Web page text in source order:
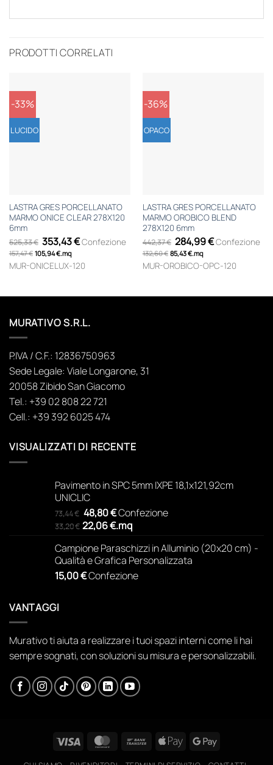
PRODOTTI CORRELATI
-33%
LUCIDO
LASTRA GRES PORCELLANATO
MARMO ONICE CLEAR 278X120
6mm
525,33€ Il
prezzo
originale
era:
525,33 €.
353,43€Il
prezzo
è:
353,43 €.
Confezione
157,47€ 105,94€.mq
MUR-ONICELUX-120
-36%
OPACO
LASTRA GRES PORCELLANATO
MARMO OROBICO BLEND
278X120 6mm
442,37€ Il
prezzo
originale
era:
442,37 €.
284,99€Il
prezzo
è:
284,99 €.
Confezione
132,60€ 85,43€.mq
MUR-OROBICO-OPC-120
MURATIVO S.R.L.
P.IVA / C.F.: 12836750963
Sede Legale: Viale Longarone, 31
20058 Zibido San Giacomo
Tel.: +39 02 808 22 721
Cell.: +39 392 6025 474
VISUALIZZATI DI RECENTE
Pavimento in SPC 5mm IXPE 18,1x121,92cm
UNICLIC
73,44€ Il
prezzo
era:
73,44 €.
48,80€Il
prezzo
è:
48,80 €.
Confezione
33,20€ 22,06€.mq
Campione Paraschizzi in Alluminio (20x20 cm) -
Qualità e Grafica Personalizzata
15,00€Confezione
VANTAGGI
Murativo ti aiuta a realizzare i tuoi spazi interni come li hai
sempre sognati, con soluzioni su misura e personalizzabili.
Visa MasterCardBank
Apple
Google